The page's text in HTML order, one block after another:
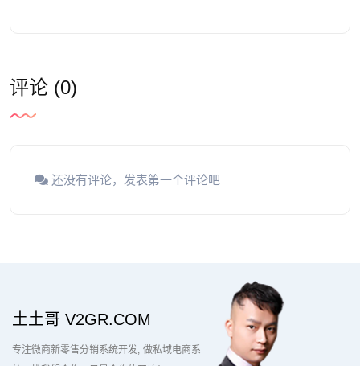
评论 (0)
还没有评论，发表第一个评论吧
土土哥 V2GR.COM
专注微商新零售分销系统开发 做私域电商系